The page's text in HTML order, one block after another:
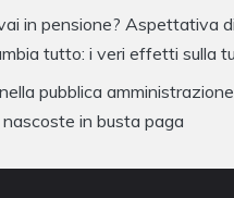
in pensione? Aspettativa
tutto: i veri effetti sulla
pubblica
in busta paga